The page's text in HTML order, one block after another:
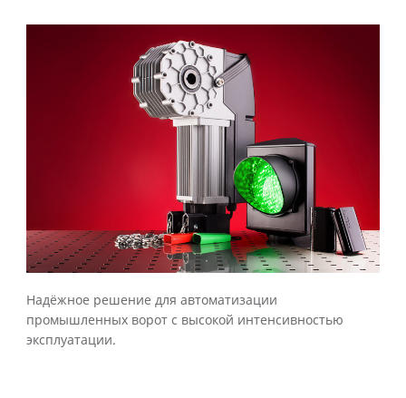
Надёжное решение для автоматизации
промышленных ворот с высокой интенсивностью
эксплуатации.